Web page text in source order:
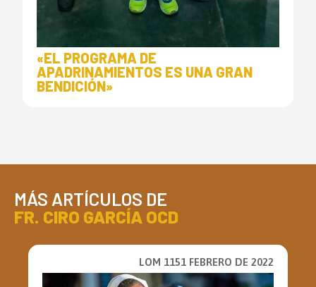
«EL PROGRAMA DE
APADRINAMIENTOS ES UNA GRAN
BENDICIÓN»
MÁS ARTÍCULOS DE
FR. CIRO GARCÍA OCD
LOM 1151 FEBRERO DE 2022